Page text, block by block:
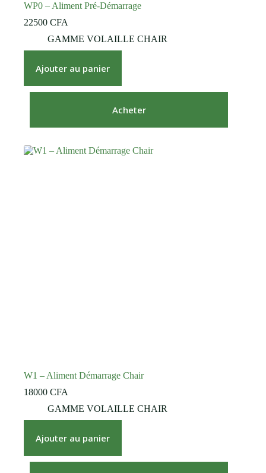
WP0 – Aliment Pré-Démarrage
22500 CFA
GAMME VOLAILLE CHAIR
Ajouter au panier
Acheter
W1 – Aliment Démarrage Chair
18000 CFA
GAMME VOLAILLE CHAIR
Ajouter au panier